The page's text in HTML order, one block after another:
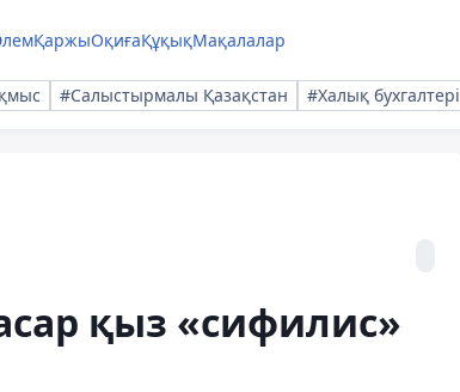
ҚаржыОқиғаҚұқықМақалалар
#Салыстырмалы Қазақстан #Халық бухгалтері
қыз «сифилис»